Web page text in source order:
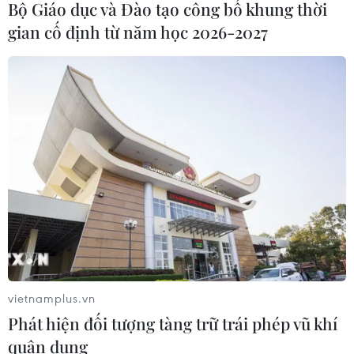
03/07/2026 06:16
Đêm nhạc giao hưởng 'Crescendo'
quy tụ đông đảo nghệ sỹ Việt Nam và
quốc tế
02/07/2026 08:22
Chương trình chính luận nghệ thuật
"ADN - Hành trình nối lại mạch
nguồn"
30/06/2026 15:01
'Giai điệu vượt thời gian': Không gian
nghệ thuật đề cao quyền tác giả âm
nhạc
Bộ Giáo dục và Đào tạo công bố khung thời
gian cố định từ năm học 2026-2027
vietnamplus.vn
Phát hiện đối tượng tàng trữ trái phép vũ khí
quân dụng